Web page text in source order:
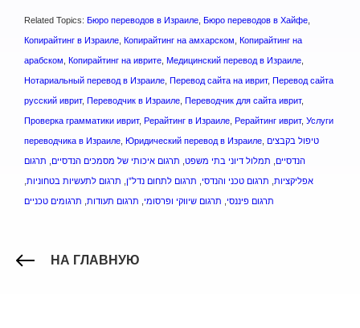
Related Topics: Бюро переводов в Израиле, Бюро переводов в Хайфе,
Копирайтинг в Израиле, Копирайтинг на амхарском, Копирайтинг на
арабском, Копирайтинг на иврите, Медицинский перевод в Израиле,
Нотариальный перевод в Израиле, Перевод сайта на иврит, Перевод сайта
русский иврит, Переводчик в Израиле, Переводчик для сайта иврит,
Проверка грамматики иврит, Рерайтинг в Израиле, Рерайтинг иврит, Услуги
переводчика в Израиле, Юридический перевод в Израиле, טיפול בקבצים
הנדסיים, תמלול דיוני בתי משפט, תרגום איכותי של מסמכים הנדסיים, תרגום
אפליקציות, תרגום טכני והנדסי, תרגום לתחום נדל”ן, תרגום לתעשיות בטחוניות,
תרגום פיננסי, תרגום שיווקי ופרסומי, תרגום תעודות, תרגומים טכניים
НА ГЛАВНУЮ